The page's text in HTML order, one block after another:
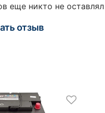
еще никто не оставлял
отзыв